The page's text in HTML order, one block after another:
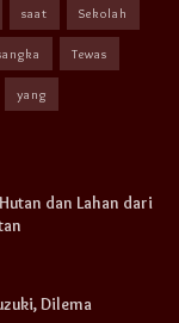
saat Sekolah
Tewas
yang
dan Lahan dari
Dilema